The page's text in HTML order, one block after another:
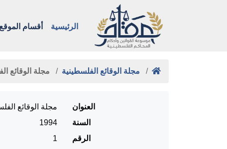
الرئيسية أقسام الموقع
مجلة الوقائع الفلسطينية مجلة الوقائع
العنوان
مجلة الوقائع
السنة
1994
الرقم
1